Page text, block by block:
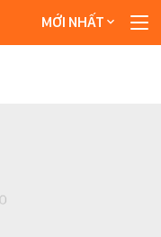
MỚI NHẤT